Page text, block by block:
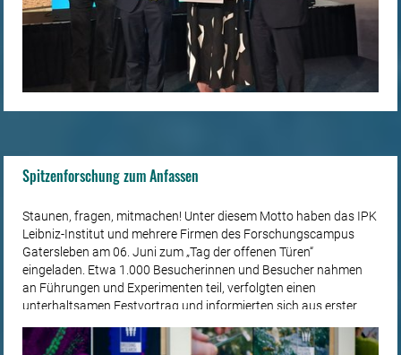
Spitzenforschung zum Anfassen
Staunen, fragen, mitmachen! Unter diesem Motto haben das IPK
Leibniz-Institut und mehrere Firmen des Forschungscampus
Gatersleben am 06. Juni zum „Tag der offenen Türen“
eingeladen. Etwa 1.000 Besucherinnen und Besucher nahmen
an Führungen und Experimenten teil, verfolgten einen
unterhaltsamen Festvortrag und informierten sich aus erster
Hand.